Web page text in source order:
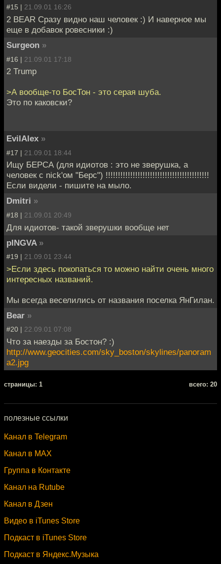
#15 | 21.09.01 16:26
2 BEAR Сразу видно наш человек :) И наверное мы
еще в добавок ровесники :)
Surgeon »
#16 | 21.09.01 17:18
2 Trump
>А вообще-то БосТон - это серая шуба.
Это по каковски?
EvilAlex »
#17 | 21.09.01 18:44
Ищу БЕРСА (для идиотов : это не зверушка, а
человек с nick'ом "Берс") !!!!!!!!!!!!!!!!!!!!!!!!!!!!!!!!!!!!!!!!!!
Если видели - пишите на мыло.
Dmitri »
#18 | 21.09.01 20:49
Для идиотов- такой зверушки вообще нет
pINGVA »
#19 | 21.09.01 23:44
>Если здесь покопаться то можно найти очень много
интересных названий.
Мы всегда веселились от названия поселка ЯнГилан.
Bear »
#20 | 22.09.01 07:08
Что за наезды за Бостон? :)
http://www.geocities.com/sky_boston/skylines/panoram
a2.jpg
cтраницы: 1 всего: 20
полезные ссылки
Канал в Telegram
Канал в MAX
Группа в Контакте
Канал на Rutube
Канал в Дзен
Видео в iTunes Store
Подкаст в iTunes Store
Подкаст в Яндекс.Музыка